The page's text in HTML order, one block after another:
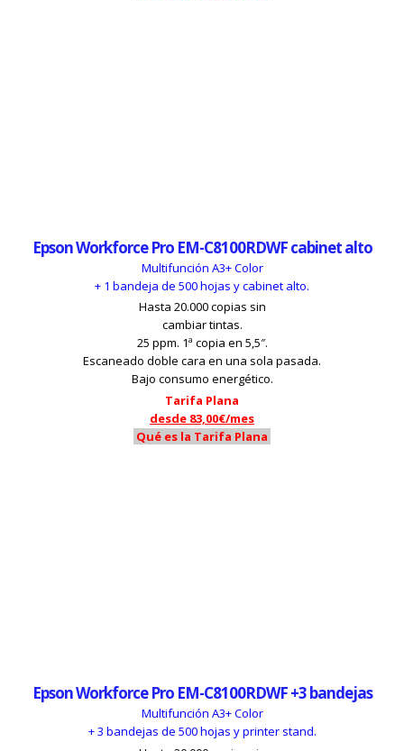
Epson Workforce Pro EM-C8100RDWF cabinet alto
Multifunción A3+ Color
+ 1 bandeja de 500 hojas y cabinet alto.
Hasta 20.000 copias sin
cambiar tintas.
25 ppm. 1ª copia en 5,5″.
Escaneado doble cara en una sola pasada.
Bajo consumo energético.
Tarifa Plana
desde 83,00€/mes
Qué es la Tarifa Plana
Epson Workforce Pro EM-C8100RDWF +3 bandejas
Multifunción A3+ Color
+ 3 bandejas de 500 hojas y printer stand.